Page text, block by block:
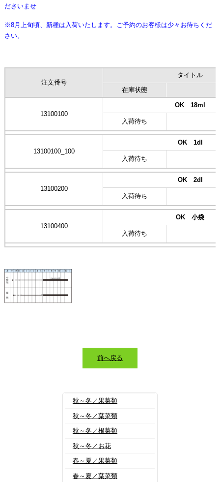
ださいませ
※8月上旬頃、新種は入荷いたします。ご予約のお客様は少々お待ちくだ
さい。
注文番号
タイトル
在庫状態
13100100
OK 18ml
入荷待ち
13100100_100
OK 1dl
入荷待ち
13100200
OK 2dl
入荷待ち
13100400
OK 小袋
入荷待ち
前へ戻る
秋～冬／果菜類
秋～冬／葉菜類
秋～冬／根菜類
秋～冬／お花
春～夏／果菜類
春～夏／葉菜類